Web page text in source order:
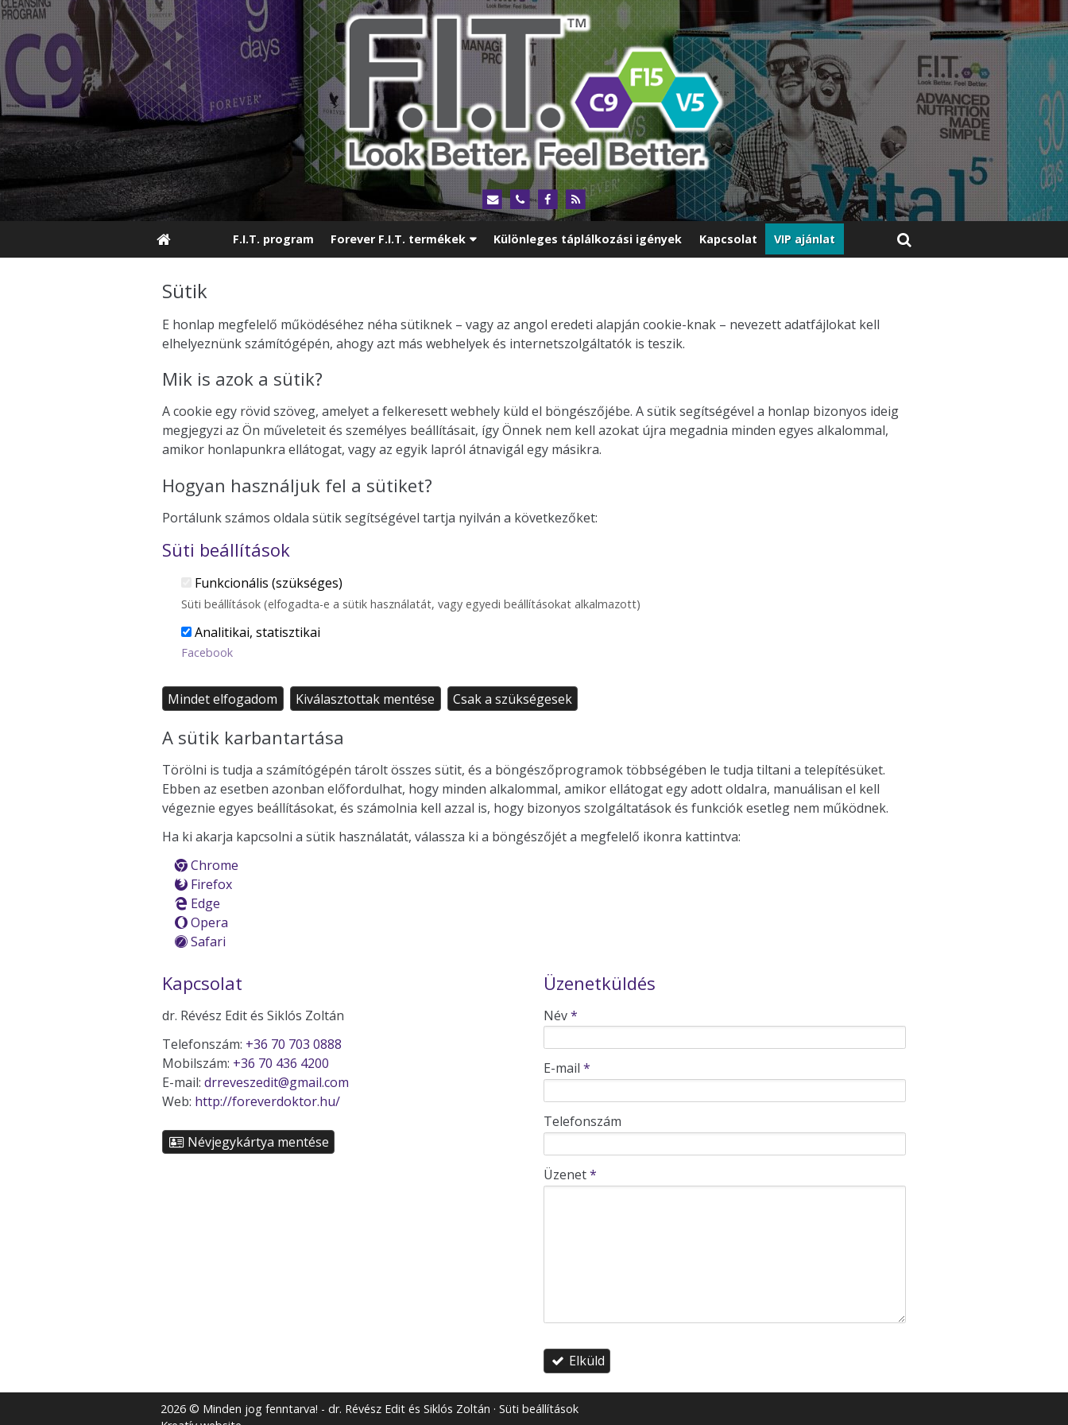
F.I.T. program Forever F.I.T. termékek Különleges táplálkozási igények Kapcsolat VIP ajánlat
Sütik
E honlap megfelelő működéséhez néha sütiknek – vagy az angol eredeti alapján cookie-knak – nevezett adatfájlokat kell
elhelyeznünk számítógépén, ahogy azt más webhelyek és internetszolgáltatók is teszik.
Mik is azok a sütik?
A cookie egy rövid szöveg, amelyet a felkeresett webhely küld el böngészőjébe. A sütik segítségével a honlap bizonyos ideig
megjegyzi az Ön műveleteit és személyes beállításait, így Önnek nem kell azokat újra megadnia minden egyes alkalommal,
amikor honlapunkra ellátogat, vagy az egyik lapról átnavigál egy másikra.
Hogyan használjuk fel a sütiket?
Portálunk számos oldala sütik segítségével tartja nyilván a következőket:
Süti beállítások
Funkcionális (szükséges)
Süti beállítások (elfogadta-e a sütik használatát, vagy egyedi beállításokat alkalmazott)
Analitikai, statisztikai
Facebook
Mindet elfogadom Kiválasztottak mentése Csak a szükségesek
A sütik karbantartása
Törölni is tudja a számítógépén tárolt összes sütit, és a böngészőprogramok többségében le tudja tiltani a telepítésüket.
Ebben az esetben azonban előfordulhat, hogy minden alkalommal, amikor ellátogat egy adott oldalra, manuálisan el kell
végeznie egyes beállításokat, és számolnia kell azzal is, hogy bizonyos szolgáltatások és funkciók esetleg nem működnek.
Ha ki akarja kapcsolni a sütik használatát, válassza ki a böngészőjét a megfelelő ikonra kattintva:
Chrome
Firefox
Edge
Opera
Safari
Kapcsolat
dr. Révész Edit és Siklós Zoltán
Telefonszám: +36 70 703 0888
Mobilszám: +36 70 436 4200
E-mail: drreveszedit@gmail.com
Web: http://foreverdoktor.hu/
Névjegykártya mentése
Üzenetküldés
-
Név*
E-mail *
Telefonszám
Üzenet*
Elküld
2026 © Minden jog fenntarva! - dr. Révész Edit és Siklós Zoltán
Süti beállítások